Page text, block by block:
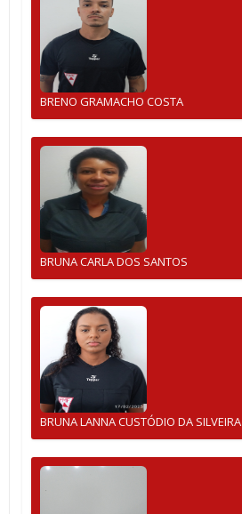
BRENO GRAMACHO COSTA
BRUNA CARLA DOS SANTOS
BRUNA LANNA CUSTÓDIO DA SILVEIRA